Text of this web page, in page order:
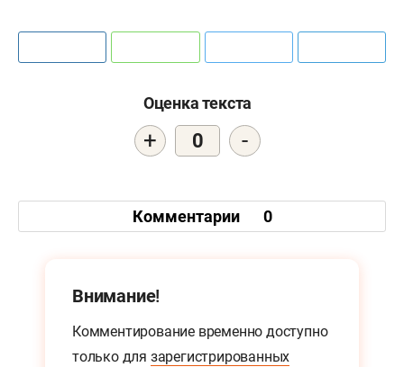
Оценка текста
+ 0 -
Комментарии 0
Внимание!
Комментирование временно доступно
только для зарегистрированных